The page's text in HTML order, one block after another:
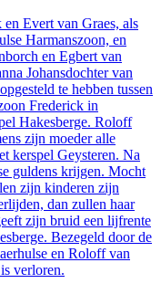
Evert van Graes, als
Harmanszoon, en
en Egbert van
Johansdochter van
te hebben tussen
Frederick in
Hakesberge. Roloff
zijn moeder alle
kerspel Geysteren. Na
guldens krijgen. Mocht
zijn kinderen zijn
dan zullen haar
zijn bruid een lijfrente
Bezegeld door de
en Roloff van
verloren.